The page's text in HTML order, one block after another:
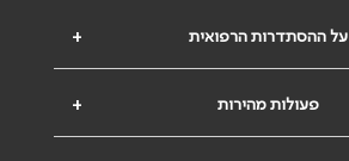
+ על ההסתדרות הרפואית
+ פעולות מהירות